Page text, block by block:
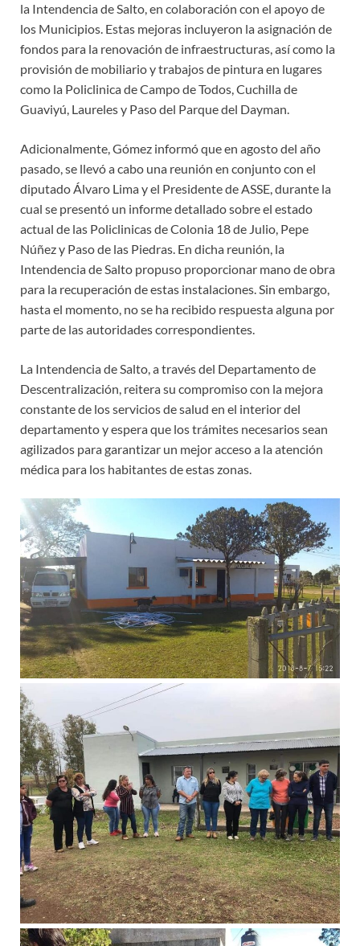
la Intendencia de Salto, en colaboración con el apoyo de
los Municipios. Estas mejoras incluyeron la asignación de
fondos para la renovación de infraestructuras, así como la
provisión de mobiliario y trabajos de pintura en lugares
como la Policlinica de Campo de Todos, Cuchilla de
Guaviyú, Laureles y Paso del Parque del Dayman.
Adicionalmente, Gómez informó que en agosto del año
pasado, se llevó a cabo una reunión en conjunto con el
diputado Álvaro Lima y el Presidente de ASSE, durante la
cual se presentó un informe detallado sobre el estado
actual de las Policlinicas de Colonia 18 de Julio, Pepe
Núñez y Paso de las Piedras. En dicha reunión, la
Intendencia de Salto propuso proporcionar mano de obra
para la recuperación de estas instalaciones. Sin embargo,
hasta el momento, no se ha recibido respuesta alguna por
parte de las autoridades correspondientes.
La Intendencia de Salto, a través del Departamento de
Descentralización, reitera su compromiso con la mejora
constante de los servicios de salud en el interior del
departamento y espera que los trámites necesarios sean
agilizados para garantizar un mejor acceso a la atención
médica para los habitantes de estas zonas.